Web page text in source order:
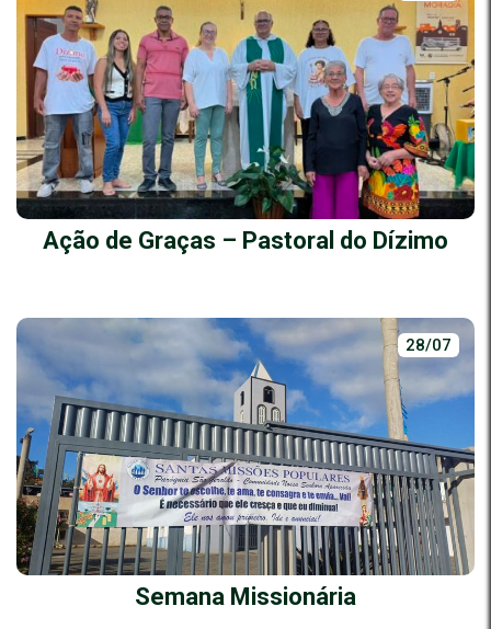
Ação de Graças – Pastoral do Dízimo
28/07
Semana Missionária